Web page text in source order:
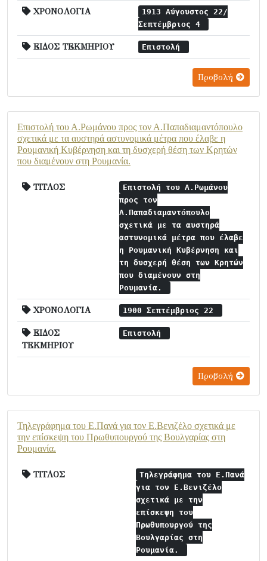
ΧΡΟΝΟΛΟΓΙΑ
1913 Αύγουστος 22/
Σεπτέμβριος 4
ΕΙΔΟΣ ΤΕΚΜΗΡΙΟΥ Επιστολή
Προβολή
Επιστολή του Α.Ρωμάνου προς τον Α.Παπαδιαμαντόπουλο
σχετικά με τα αυστηρά αστυνομικά μέτρα που έλαβε η
Ρουμανική Κυβέρνηση και τη δυσχερή θέση των Κρητών
που διαμένουν στη Ρουμανία.
ΤΙΤΛΟΣ
Επιστολή του Α.Ρωμάνου
προς τον
Α.Παπαδιαμαντόπουλο
σχετικά με τα αυστηρά
αστυνομικά μέτρα που έλαβε
η Ρουμανική Κυβέρνηση και
τη δυσχερή θέση των Κρητών
που διαμένουν στη
Ρουμανία.
ΧΡΟΝΟΛΟΓΙΑ 1900 Σεπτέμβριος 22
ΕΙΔΟΣ
ΤΕΚΜΗΡΙΟΥ
Επιστολή
Προβολή
Τηλεγράφημα του Ε.Πανά για τον Ε.Βενιζέλο σχετικά με
την επίσκεψη του Πρωθυπουργού της Βουλγαρίας στη
Ρουμανία.
ΤΙΤΛΟΣ
Τηλεγράφημα του Ε.Πανά
για τον Ε.Βενιζέλο
σχετικά με την
επίσκεψη του
Πρωθυπουργού της
Βουλγαρίας στη
Ρουμανία.